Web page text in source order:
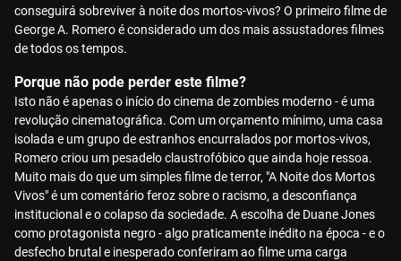
conseguirá sobreviver à noite dos mortos-vivos? O primeiro filme de
George A. Romero é considerado um dos mais assustadores filmes
de todos os tempos.
Porque não pode perder este filme?
Isto não é apenas o início do cinema de zombies moderno - é uma
revolução cinematográfica. Com um orçamento mínimo, uma casa
isolada e um grupo de estranhos encurralados por mortos-vivos,
Romero criou um pesadelo claustrofóbico que ainda hoje ressoa.
Muito mais do que um simples filme de terror, "A Noite dos Mortos
Vivos" é um comentário feroz sobre o racismo, a desconfiança
institucional e o colapso da sociedade. A escolha de Duane Jones
como protagonista negro - algo praticamente inédito na época - e o
desfecho brutal e inesperado conferiram ao filme uma carga